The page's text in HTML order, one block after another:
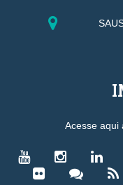
Acesse aqui